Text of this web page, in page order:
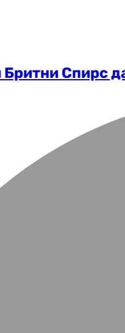
Спирс